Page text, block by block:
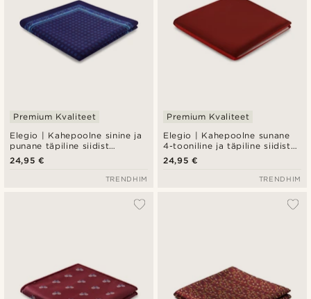
Elegio | Kahepoolne sinine ja
punane täpiline siidist
taskurätik
Premium Kvaliteet
24,95 €
TRENDHIM
Elegio | Kahepoolne sunane
4-tooniline ja täpiline siidist
taskurätt
Premium Kvaliteet
24,95 €
TRENDHIM